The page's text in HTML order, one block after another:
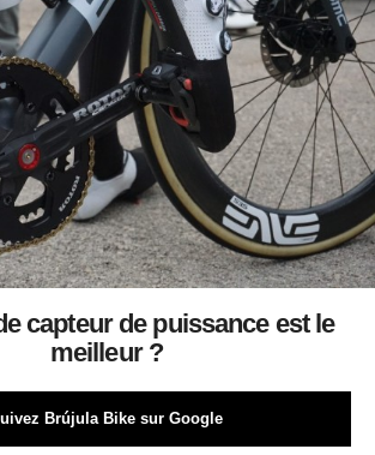
capteur de puissance est le
meilleur ?
Brújula Bike sur Google